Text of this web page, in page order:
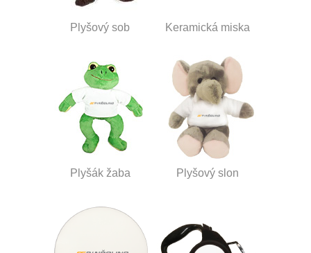
Plyšový sob Keramická miska
Plyšák žaba Plyšový slon